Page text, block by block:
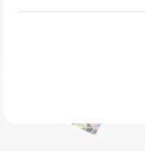
はSSL/TLSによる通信
操作方法や機能につい
ユーザー同士で質問・